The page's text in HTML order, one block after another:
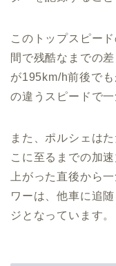
このトップスピー
間で残酷なまでの
が195km/h前後で
の違うスピードで
また、ポルシェは
こに至るまでの加
上がった直後から
ワーは、他車に追
ジとなっています。